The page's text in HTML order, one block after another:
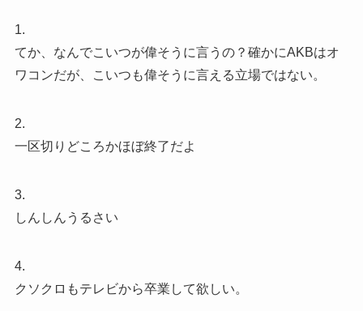
1.
てか、なんでこいつが偉そうに言うの？確かにAKBはオ
ワコンだが、こいつも偉そうに言える立場ではない。
2.
一区切りどころかほぼ終了だよ
3.
しんしんうるさい
4.
クソクロもテレビから卒業して欲しい。